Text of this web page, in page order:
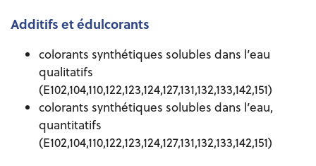
Additifs et édulcorants
colorants synthétiques solubles dans l’eau
qualitatifs
(E102,104,110,122,123,124,127,131,132,133,142,151)
colorants synthétiques solubles dans l’eau,
quantitatifs
(E102,104,110,122,123,124,127,131,132,133,142,151)